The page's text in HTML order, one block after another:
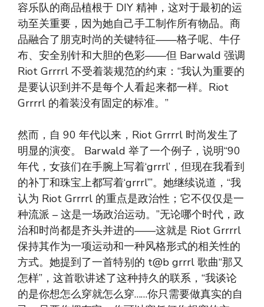
容乐队的商品植根于 DIY 精神，这对于最初的运
动至关重要，因为她自己手工制作所有物品。商
品融合了朋克时尚的关键特征——格子呢、牛仔
布、安全别针和大胆的色彩——但 Barwald 强调
Riot Grrrrl 不受着装规范的约束：“我认为重要的
是要认识到并不是每个人看起来都一样。Riot
Grrrrl 的着装没有固定的标准。”
然而，自 90 年代以来，Riot Grrrrl 时尚发生了
明显的演变。 Barwald 举了一个例子，说明“90
年代，女孩们在手腕上写着‘grrrl’，但现在我看到
的补丁和珠宝上都写着‘grrrl’”。她继续说道，“我
认为 Riot Grrrrl 的重点是政治性；它不仅仅是一
种流派 – 这是一场政治运动。”无论哪个时代，政
治和时尚都是齐头并进的——这就是 Riot Grrrrl
保持其作为一项运动和一种风格形式的相关性的
方式。她提到了一首特别的 t@b grrrl 歌曲“那又
怎样”，这首歌讲述了这种持久的联系，“我谈论
的是你想怎么穿就怎么穿……你只需要做真实的自